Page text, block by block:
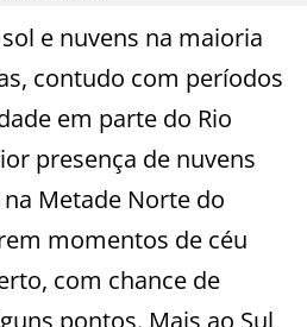
e nuvens na maioria
contudo com períodos
em parte do Rio
presença de nuvens
Metade Norte do
momentos de céu
com chance de
pontos. Mais ao Sul